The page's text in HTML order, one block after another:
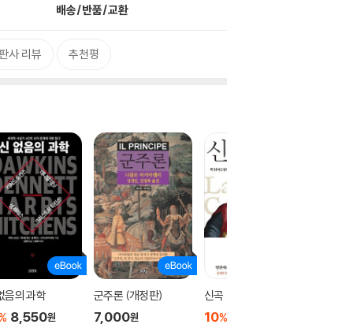
배송/반품/교환
사 리뷰 추천평
음의 과학
8,550원
군주론 (개정판)
7,000원
신곡
10%